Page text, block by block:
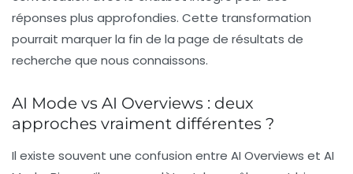
réponses plus approfondies. Cette transformation
pourrait marquer la fin de la page de résultats de
recherche que nous connaissons.
AI Mode vs AI Overviews : deux
approches vraiment différentes ?
Il existe souvent une confusion entre AI Overviews et AI